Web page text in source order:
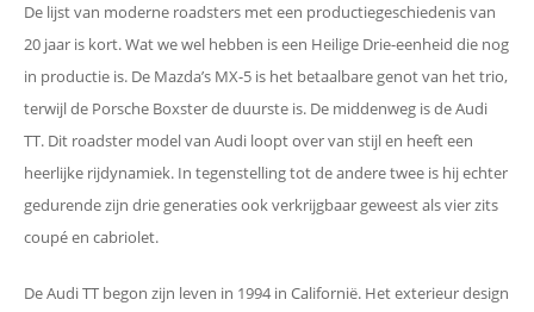
De lijst van moderne roadsters met een productiegeschiedenis van
20 jaar is kort. Wat we wel hebben is een Heilige Drie-eenheid die nog
in productie is. De Mazda’s MX-5 is het betaalbare genot van het trio,
terwijl de Porsche Boxster de duurste is. De middenweg is de Audi
TT. Dit roadster model van Audi loopt over van stijl en heeft een
heerlijke rijdynamiek. In tegenstelling tot de andere twee is hij echter
gedurende zijn drie generaties ook verkrijgbaar geweest als vier zits
coupé en cabriolet.
De Audi TT begon zijn leven in 1994 in Californië. Het exterieur design